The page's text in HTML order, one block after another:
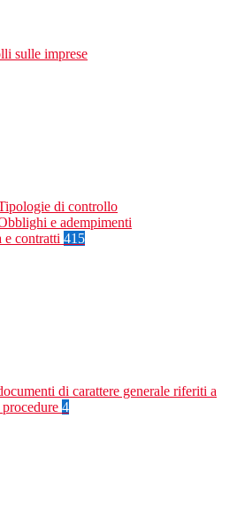
sulle imprese
di controllo
e adempimenti
e contratti 415
di carattere generale riferiti a
4